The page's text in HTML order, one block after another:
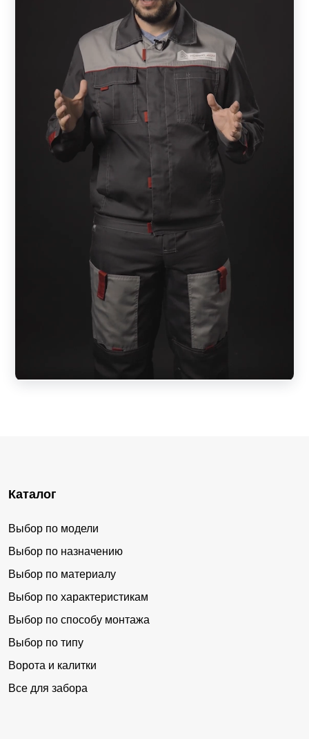
Каталог
Выбор по модели
Выбор по назначению
Выбор по материалу
Выбор по характеристикам
Выбор по способу монтажа
Выбор по типу
Ворота и калитки
Все для забора